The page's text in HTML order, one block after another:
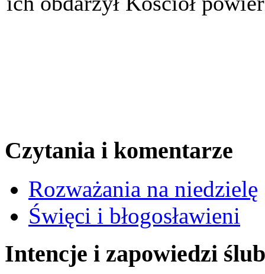
Czytania i komentarze
Rozważania na niedzielę
Święci i błogosławieni
Intencje i zapowiedzi